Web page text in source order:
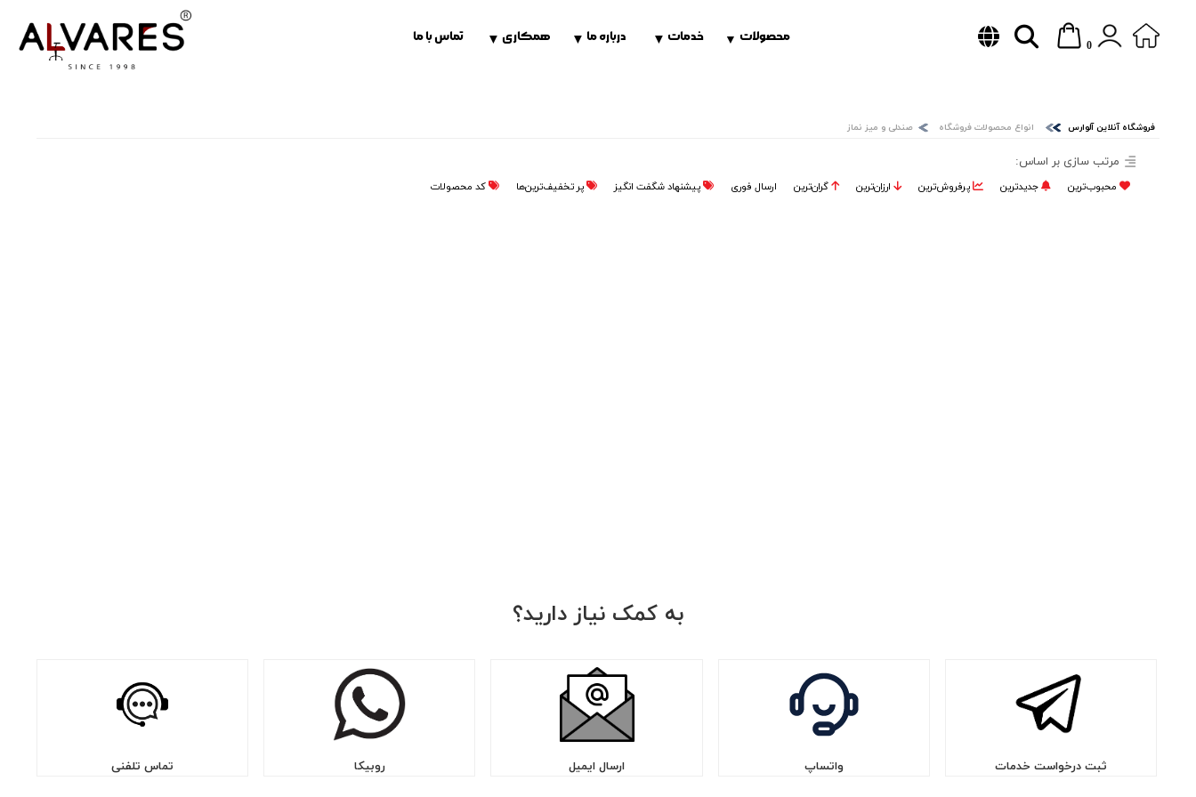
0
محصولات ▼ خدمات ▼ درباره ما ▼ همکاری ▼ تماس با ما
فروشگاه آنلاین آلوارس انواع محصولات فروشگاه صندلی و میز نماز
مرتب سازی بر اساس:
محبوب‌ترین جدیدترین پرفروش‌ترین‌ ارزان‌ترین گران‌ترین ارسال فوری پیشنهاد شگفت انگیز پر تخفیف‌ترین‌ها کد محصولات
به کمک نیاز دارید؟
ثبت درخواست خدمات واتساپ ارسال ایمیل روبیکا تماس تلفنی